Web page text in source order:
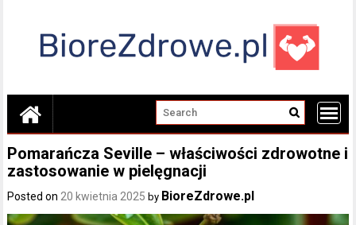
Pomarańcza Seville – właściwości zdrowotne i
zastosowanie w pielęgnacji
Posted on 20 kwietnia 2025 by BioreZdrowe.pl